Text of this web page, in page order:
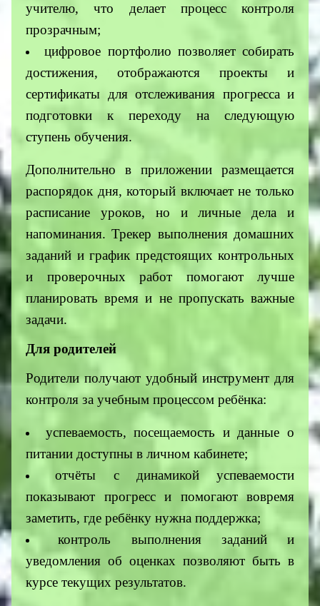
учителю, что делает процесс контроля
прозрачным;
цифровое портфолио позволяет собирать
достижения, отображаются проекты и
сертификаты для отслеживания прогресса и
подготовки к переходу на следующую
ступень обучения.
Дополнительно в приложении размещается
распорядок дня, который включает не только
расписание уроков, но и личные дела и
напоминания. Трекер выполнения домашних
заданий и график предстоящих контрольных
и проверочных работ помогают лучше
планировать время и не пропускать важные
задачи.
Для родителей
Родители получают удобный инструмент для
контроля за учебным процессом ребёнка:
успеваемость, посещаемость и данные о
питании доступны в личном кабинете;
отчёты с динамикой успеваемости
показывают прогресс и помогают вовремя
заметить, где ребёнку нужна поддержка;
контроль выполнения заданий и
уведомления об оценках позволяют быть в
курсе текущих результатов.